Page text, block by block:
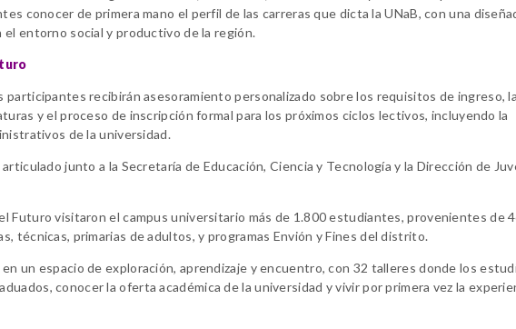
conocer de primera mano el perfil de las carreras que dicta la UNaB, con una
el entorno social y productivo de la región.
participantes recibirán asesoramiento personalizado sobre los requisitos de ingreso,
y el proceso de inscripción formal para los próximos ciclos lectivos, incluyendo la
de la universidad.
junto a la Secretaría de Educación, Ciencia y Tecnología y la Dirección de
Futuro visitaron el campus universitario más de 1.800 estudiantes, provenientes de
técnicas, primarias de adultos, y programas Envión y Fines del distrito.
un espacio de exploración, aprendizaje y encuentro, con 32 talleres donde los
conocer la oferta académica de la universidad y vivir por primera vez la